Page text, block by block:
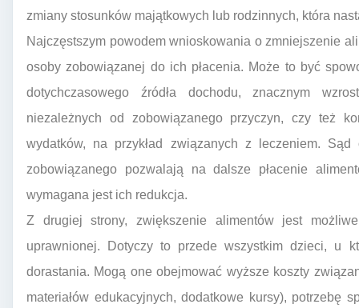
zmiany stosunków majątkowych lub rodzinnych, która
Najczęstszym powodem wnioskowania o zmniejszenie
osoby zobowiązanej do ich płacenia. Może to być
dotychczasowego źródła dochodu, znacznym
niezależnych od zobowiązanego przyczyn, czy też
wydatków, na przykład związanych z leczeniem.
zobowiązanego pozwalają na dalsze płacenie
wymagana jest ich redukcja.
Z drugiej strony, zwiększenie alimentów jest
uprawnionej. Dotyczy to przede wszystkim dzieci, u
dorastania. Mogą one obejmować wyższe koszty
materiałów edukacyjnych, dodatkowe kursy), potrzebę